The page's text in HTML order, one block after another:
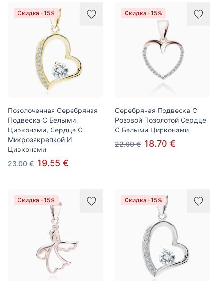
Скидка -15%
Позолоченная Серебряная
Подвеска С Белыми
Цирконами, Сердце С
Микрозакрепкой И
Цирконами
23.00 € 19.55 €
Скидка -15%
Серебряная Подвеска С
Розовой Позолотой Сердце
С Белыми Цирконами
22.00 € 18.70 €
Скидка -15% Скидка -15%